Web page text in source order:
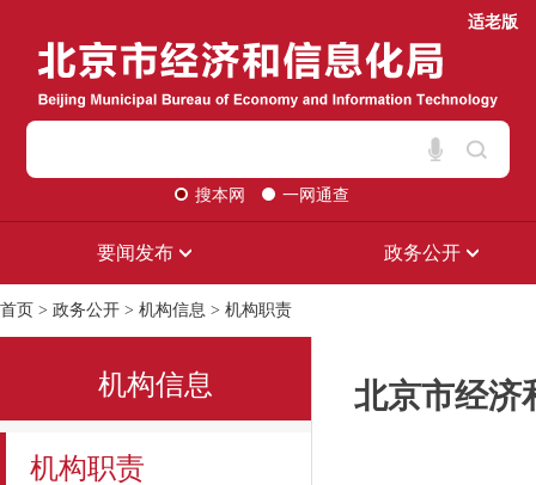
适老版
搜本网 一网通查
要闻发布 政务公开
首页 > 政务公开 > 机构信息 > 机构职责
机构信息
机构职责
北京市经济